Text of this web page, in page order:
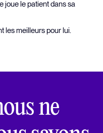
joue le patient dans sa
les meilleurs pour lui.
ne